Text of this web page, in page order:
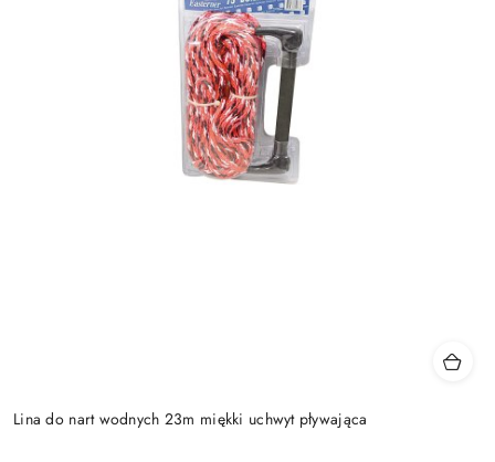
Lina do nart wodnych 23m miękki uchwyt pływająca